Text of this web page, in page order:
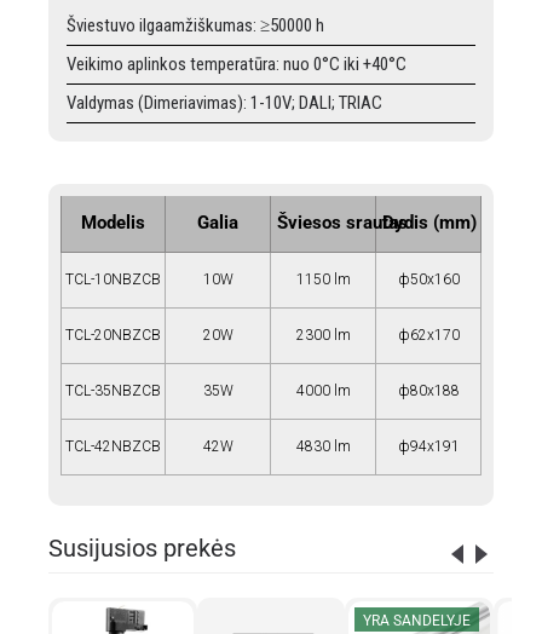
Šviestuvo ilgaamžiškumas: ≥50000 h
Veikimo aplinkos temperatūra: nuo 0°C iki +40°C
Valdymas (Dimeriavimas): 1-10V; DALI; TRIAC
Modelis Galia Šviesos srautasDydis (mm)
TCL-10NBZCB 10W 1150 lm ф50x160
TCL-20NBZCB 20W 2300 lm ф62x170
TCL-35NBZCB 35W 4000 lm ф80x188
TCL-42NBZCB 42W 4830 lm ф94x191
Susijusios prekės
YRA SANDELYJE